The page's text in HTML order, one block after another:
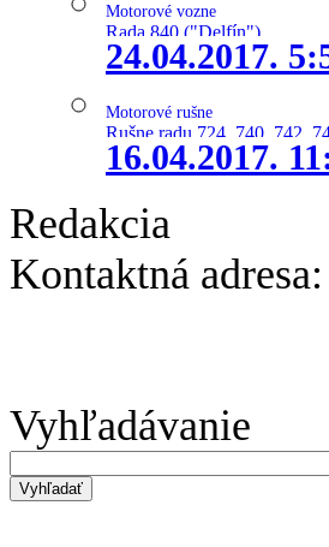
Motorové vozne
Rada 840 ("Delfín")
24.04.2017.
Motorové rušne
Rušne radu 724, 740, 742,
16.04.2017.
Redakcia
Kontaktná adresa:
Vyhľadávanie